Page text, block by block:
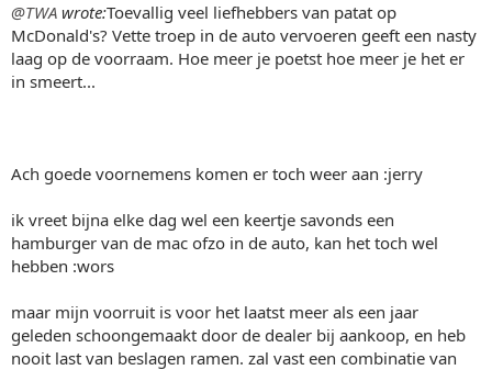
@TWA wrote:Toevallig veel liefhebbers van patat op
McDonald's? Vette troep in de auto vervoeren geeft een nasty
laag op de voorraam. Hoe meer je poetst hoe meer je het er
in smeert...
Ach goede voornemens komen er toch weer aan :jerry
ik vreet bijna elke dag wel een keertje savonds een
hamburger van de mac ofzo in de auto, kan het toch wel
hebben :wors
maar mijn voorruit is voor het laatst meer als een jaar
geleden schoongemaakt door de dealer bij aankoop, en heb
nooit last van beslagen ramen. zal vast een combinatie van